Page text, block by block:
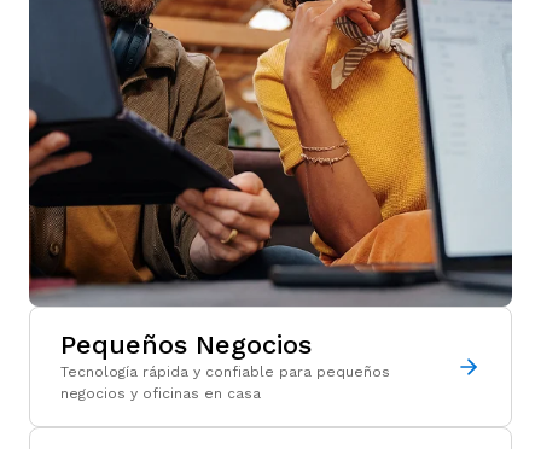
Pequeños Negocios
Tecnología rápida y confiable para pequeños
negocios y oficinas en casa